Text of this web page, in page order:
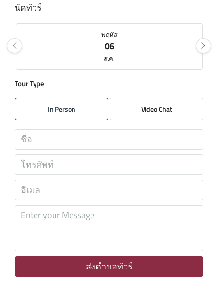
นัดทัวร์
พฤหัส
06
ส.ค.
07
08
09
10
ส.ค.
Tour Type
In Person Video Chat
ส่งคำขอทัวร์